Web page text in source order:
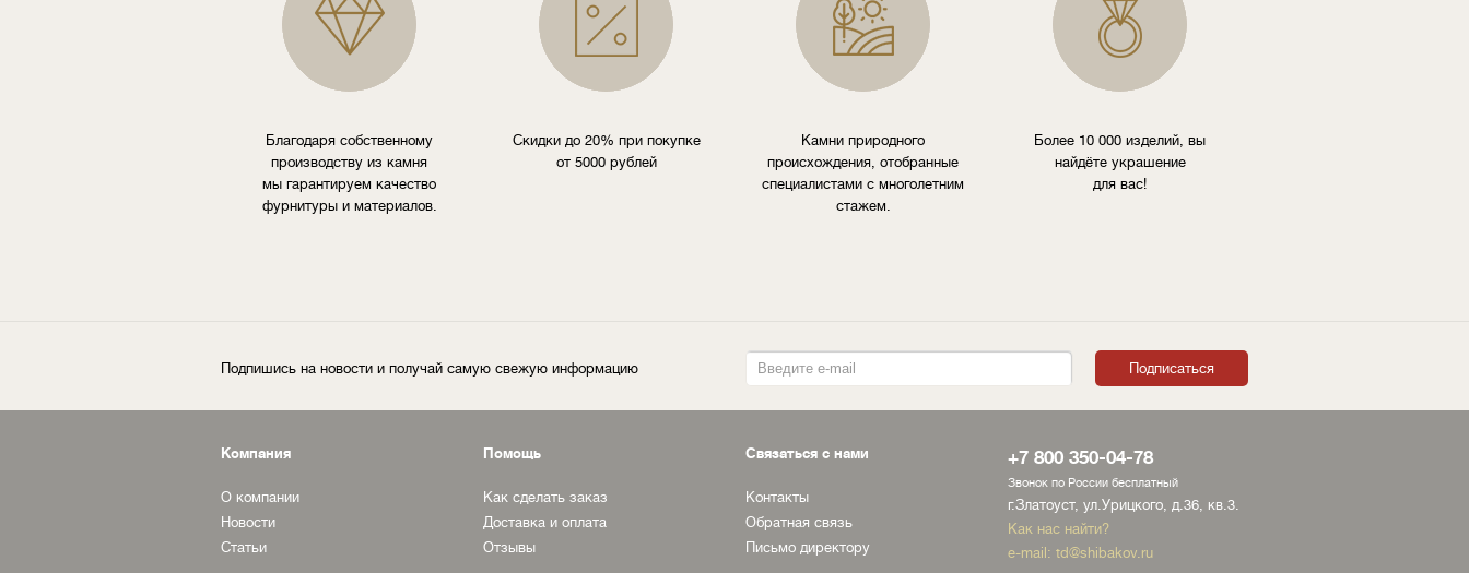
Благодаря собственному
производству из камня
мы гарантируем качество
фурнитуры и материалов.
Скидки до 20% при покупке
от 5000 рублей
Камни природного
происхождения, отобранные
специалистами с многолетним
стажем.
Более 10 000 изделий, вы
найдёте украшение
для вас!
Подпишись на новости и получай самую свежую информацию
Компания
О компании
Новости
Статьи
Помощь
Как сделать заказ
Доставка и оплата
Отзывы
Связаться с нами
Контакты
Обратная связь
Письмо директору
+7 800 350-04-78
Звонок по России бесплатный
г.Златоуст, ул.Урицкого, д.36, кв.3.
Как нас найти?
e-mail: td@shibakov.ru